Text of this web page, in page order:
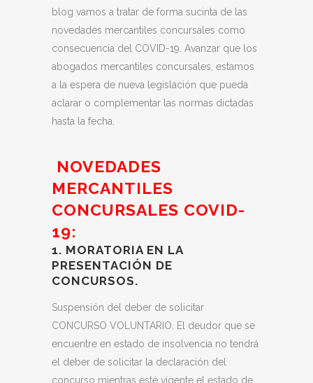
blog vamos a tratar de forma sucinta de las
novedades mercantiles concursales como
consecuencia del COVID-19. Avanzar que los
abogados mercantiles concursales, estamos
a la espera de nueva legislación que pueda
aclarar o complementar las normas dictadas
hasta la fecha.
NOVEDADES
MERCANTILES
CONCURSALES COVID-
19:
1. MORATORIA EN LA
PRESENTACIÓN DE
CONCURSOS.
Suspensión del deber de solicitar
CONCURSO VOLUNTARIO. El deudor que se
encuentre en estado de insolvencia no tendrá
el deber de solicitar la declaración del
concurso mientras esté vigente el estado de